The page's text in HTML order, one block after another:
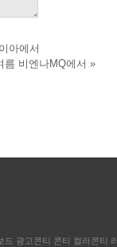
아에서
름 비엔나MQ에서 »
드 광고콘티 콘티 컬러콘티